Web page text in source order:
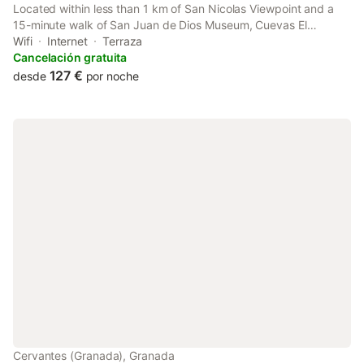
Located within less than 1 km of San Nicolas Viewpoint and a
15-minute walk of San Juan de Dios Museum, Cuevas El
Abanico - VTAR vivienda turística de alojamiento rural in
Granada provides a garden and rooms with free WiFi.
Wifi Internet
Terraza
Cancelación gratuita
desde 127 € por noche
Cervantes (Granada), Granada